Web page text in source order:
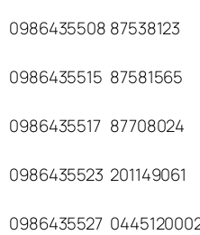
0986435508 87538123
0986435515 87581565
0986435517 87708024
0986435523 201149061
0986435527